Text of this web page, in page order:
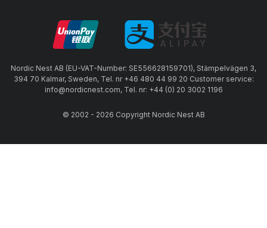
Nordic Nest AB (EU-VAT-Number: SE556628159701), Stämpelvägen 3,
394 70 Kalmar, Sweden, Tel. nr +46 480 44 99 20 Customer service:
info@nordicnest.com, Tel. nr: +44 (0) 20 3002 1196
© 2002 - 2026 Copyright Nordic Nest AB